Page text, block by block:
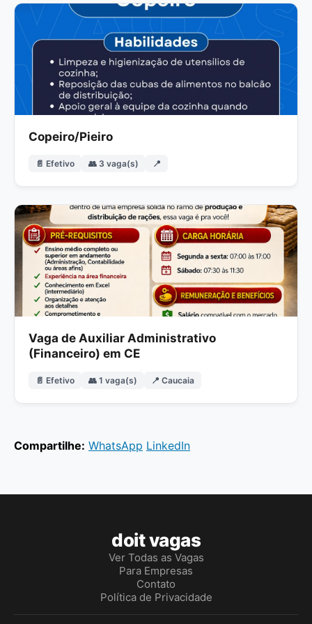
Copeiro/Pieiro
📄 Efetivo 👥 3 vaga(s) 📍
Vaga de Auxiliar Administrativo
(Financeiro) em CE
📄 Efetivo 👥 1 vaga(s) 📍 Caucaia
Compartilhe: WhatsApp LinkedIn
doit vagas
Ver Todas as Vagas
Para Empresas
Contato
Política de Privacidade